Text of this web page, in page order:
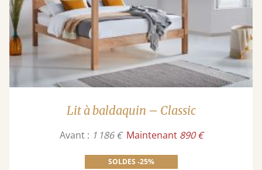
Lit à baldaquin – Classic
Avant : 1 186 € Maintenant 890 €
SOLDES -25%